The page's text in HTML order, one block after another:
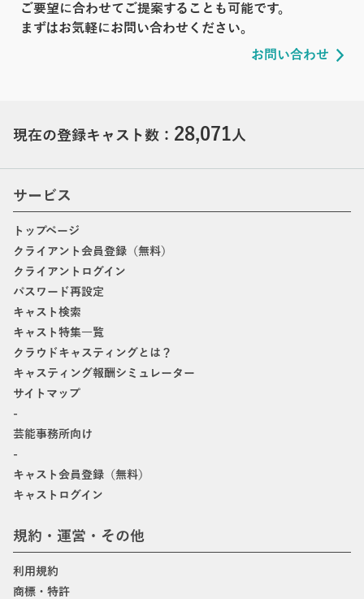
ご要望に合わせてご提案することも可能です。
まずはお気軽にお問い合わせください。
お問い合わせ
現在の登録キャスト数： 28,071人
サービス
トップページ
クライアント会員登録（無料）
クライアントログイン
パスワード再設定
キャスト検索
キャスト特集一覧
クラウドキャスティングとは？
キャスティング報酬シミュレーター
サイトマップ
-
芸能事務所向け
-
キャスト会員登録（無料）
キャストログイン
規約・運営・その他
利用規約
商標・特許